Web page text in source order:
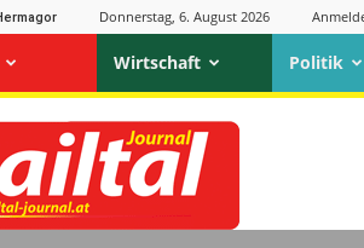
Donnerstag, 6. August 2026
Wirtschaft Politik